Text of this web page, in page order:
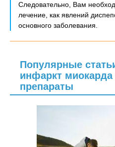
Следовательно, Вам
лечение, как явлений
основного заболевания.
Популярные
инфаркт миокарда
препараты